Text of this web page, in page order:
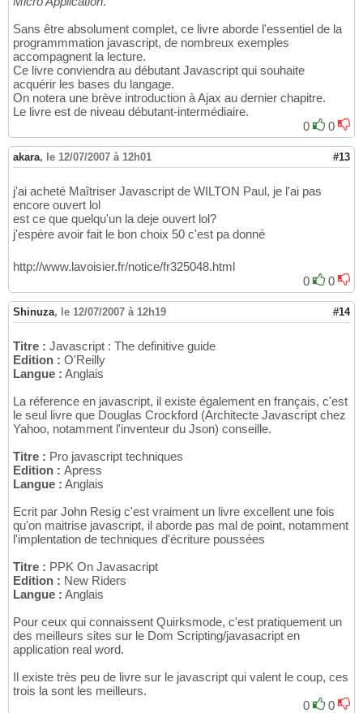
Sans être absolument complet, ce livre aborde l'essentiel de la
programmmation javascript, de nombreux exemples
accompagnent la lecture.
Ce livre conviendra au débutant Javascript qui souhaite
acquérir les bases du langage.
On notera une brève introduction à Ajax au dernier chapitre.
Le livre est de niveau débutant-intermédiaire.
0
0
akara, le 12/07/2007 à 12h01 #13
j'ai acheté Maîtriser Javascript de WILTON Paul, je l'ai pas
encore ouvert lol
est ce que quelqu'un la deje ouvert lol?
j'espère avoir fait le bon choix 50 c'est pa donné
http://www.lavoisier.fr/notice/fr325048.html
0
0
Shinuza, le 12/07/2007 à 12h19 #14
Titre : Javascript : The definitive guide
Edition : O'Reilly
Langue : Anglais
La réference en javascript, il existe également en français, c'est
le seul livre que Douglas Crockford (Architecte Javascript chez
Yahoo, notamment l'inventeur du Json) conseille.
Titre : Pro javascript techniques
Edition : Apress
Langue : Anglais
Ecrit par John Resig c'est vraiment un livre excellent une fois
qu'on maitrise javascript, il aborde pas mal de point, notamment
l'implentation de techniques d'écriture poussées
Titre : PPK On Javasacript
Edition : New Riders
Langue : Anglais
Pour ceux qui connaissent Quirksmode, c'est pratiquement un
des meilleurs sites sur le Dom Scripting/javasacript en
application real word.
Il existe très peu de livre sur le javascript qui valent le coup, ces
trois la sont les meilleurs.
0
0